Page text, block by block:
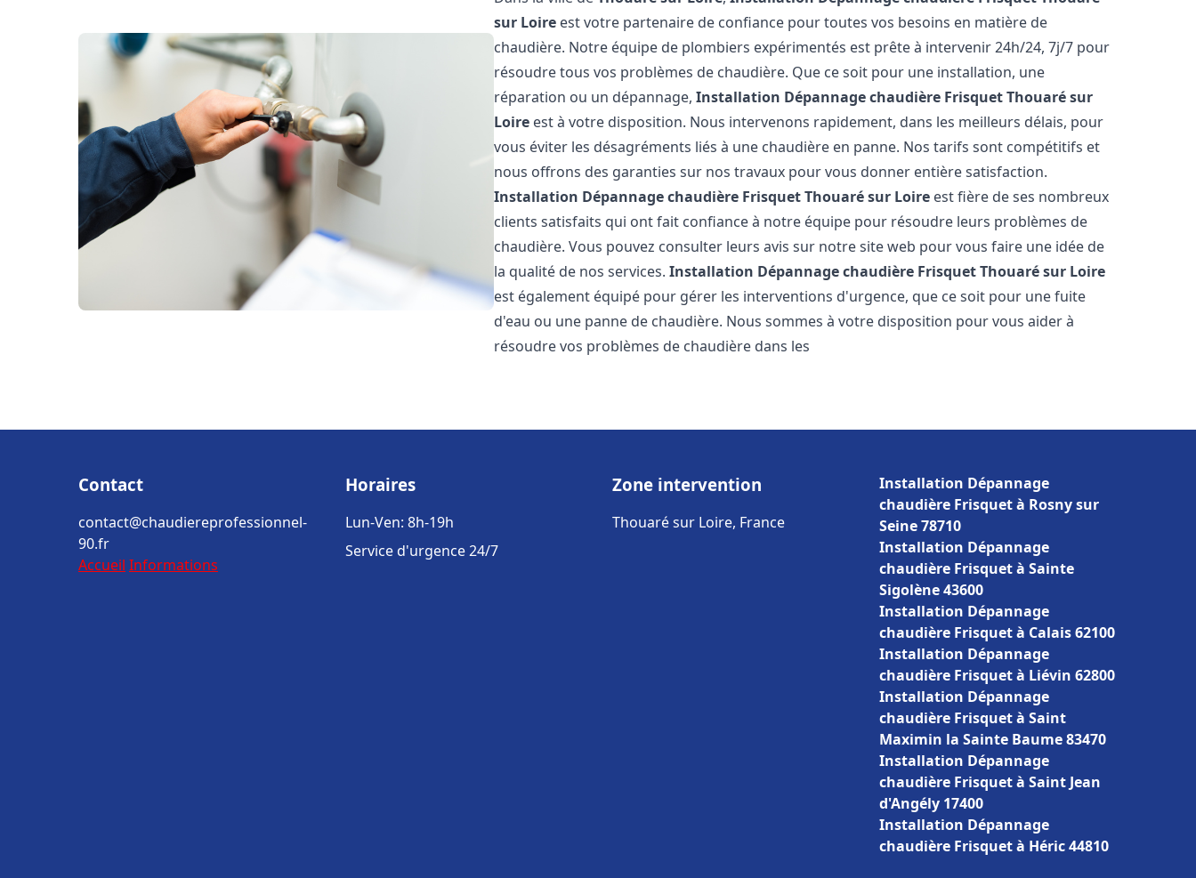
sur Loire est votre partenaire de confiance pour toutes vos besoins en matière de
chaudière. Notre équipe de plombiers expérimentés est prête à intervenir 24h/24, 7j/7 pour
résoudre tous vos problèmes de chaudière. Que ce soit pour une installation, une
réparation ou un dépannage,Installation Dépannage chaudière FrisquetThouaré sur
Loire est à votre disposition. Nous intervenons rapidement, dans les meilleurs délais, pour
vous éviter les désagréments liés à une chaudière en panne. Nos tarifs sont compétitifs et
nous offrons des garanties sur nos travaux pour vous donner entière satisfaction.
Installation Dépannage chaudière FrisquetThouaré sur Loire est fière de ses nombreux
clients satisfaits qui ont fait confiance à notre équipe pour résoudre leurs problèmes de
chaudière. Vous pouvez consulter leurs avis sur notre site web pour vous faire une idée de
la qualité de nos services.Installation Dépannage chaudière FrisquetThouaré sur Loire
est également équipé pour gérer les interventions d'urgence, que ce soit pour une fuite
d'eau ou une panne de chaudière. Nous sommes à votre disposition pour vous aider à
résoudre vos problèmes de chaudière dans les
Contact
contact@chaudiereprofessionnel-
90.fr
Accueil Informations
Horaires
Lun-Ven: 8h-19h
Service d'urgence 24/7
Zone intervention
Thouaré sur Loire, France
Installation Dépannage
chaudière Frisquet à Rosny sur
Seine 78710
Installation Dépannage
chaudière Frisquet à Sainte
Sigolène 43600
Installation Dépannage
chaudière Frisquet à Calais 62100
Installation Dépannage
chaudière Frisquet à Liévin 62800
Installation Dépannage
chaudière Frisquet à Saint
Maximin la Sainte Baume 83470
Installation Dépannage
chaudière Frisquet à Saint Jean
d'Angély 17400
Installation Dépannage
chaudière Frisquet à Héric 44810